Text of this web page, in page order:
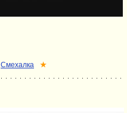
Смехалка ★